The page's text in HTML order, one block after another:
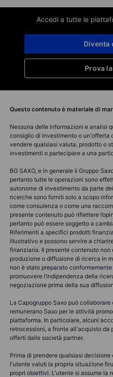
Accedi a tutte le
Prova
Diventa
Questo contenuto è materiale di
Nessuna delle informazioni e analisi
consiglio di investimento o un'offerta
vendere qualsiasi valuta, prodotto o
investimenti o partecipare a una
BG SAXO, e in generale il Gruppo
pertanto tutte le operazioni sono
autonome di investimento da parte
ricerche sono forniti solo a scopo
come consulenza o come una
presente contenuto può riflettere
pertanto può essere soggetto a
Riferimenti a specifici prodotti
illustrativo e possono servire a
finanziaria. Il presente contenuto non
produzione o diffusione di ricerca in
non è stato preparato
promuovere l’indipendenza della
negoziazione prima della sua
La Capogruppo Saxo può
remunerano Saxo per le attività
piattaforma. In particolare, alcuni
retrocessioni, a fronte all'acquisto
offerti dalle società partner.
Prima di prendere qualsiasi
l'utente valuti la propria situazione
propri obiettivi. L'utente si assume la